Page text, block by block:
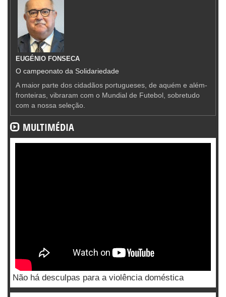
EUGÉNIO FONSECA
O campeonato da Solidariedade
A maior parte dos cidadãos portugueses, de aquém e além-
fronteiras, vibraram com o Mundial de Futebol, sobretudo
com a nossa seleção.
MULTIMÉDIA
Não há desculpas para a violência doméstica